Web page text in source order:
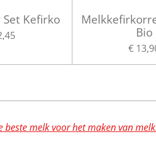
Kefirko
Bio
€
beste melk voor het maken van